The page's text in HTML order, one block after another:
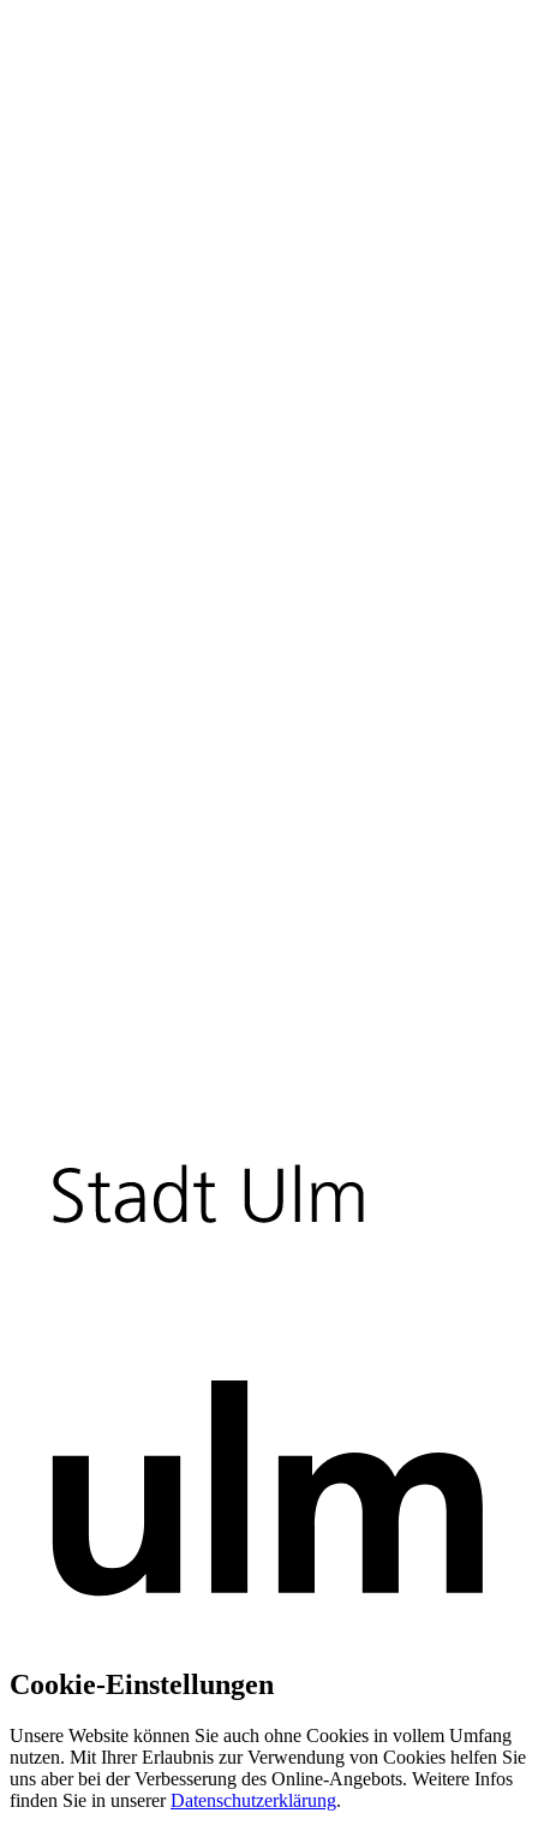
Cookie-Einstellungen
Unsere Website können Sie auch ohne Cookies in vollem Umfang
nutzen. Mit Ihrer Erlaubnis zur Verwendung von Cookies helfen Sie
uns aber bei der Verbesserung des Online-Angebots. Weitere Infos
finden Sie in unsererDatenschutzerklärung.